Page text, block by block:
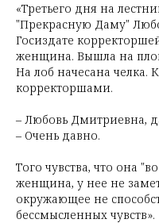
«Третьего дня на
"Прекрасную Даму"
Госиздате
женщина. Вышла на
На лоб начесана челка.
корректоршами.
– Любовь Дмитриевна,
– Очень давно.
Того чувства, что она
женщина, у нее не
окружающее не
бессмысленных чувств».